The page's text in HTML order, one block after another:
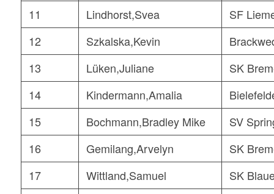
11
Lindhorst,Svea
SF
12
Szkalska,Kevin
13
Lüken,Juliane
SK
14
Kindermann,Amalia
15
Bochmann,Bradley Mike
SV
16
Gemilang,Arvelyn
SK
17
Wittland,Samuel
SK